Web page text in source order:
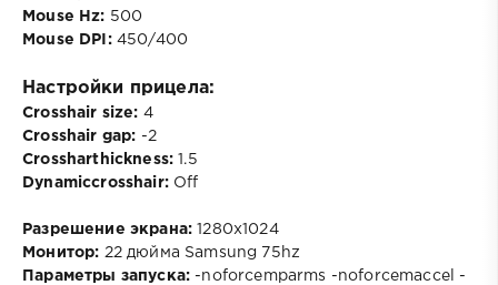
Mouse Hz: 500
Mouse DPI:450/400
Настройки прицела:
Crosshair size: 4
Crosshair gap: -2
Crossharthickness: 1.5
Dynamiccrosshair:Off
Разрешение экрана: 1280x1024
Монитор: 22 дюйма Samsung 75hz
Параметры запуска: -noforcemparms -noforcemaccel -